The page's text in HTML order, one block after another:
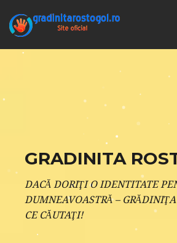
GRADINITA
DACĂ DORIŢI O IDENTITATE
DUMNEAVOASTRĂ –
CE CĂUTAŢI!